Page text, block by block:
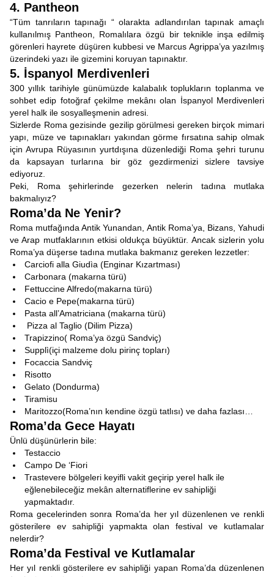
4. Pantheon
“Tüm tanrıların tapınağı “ olarakta adlandırılan tapınak amaçlı
kullanılmış Pantheon, Romalılara özgü bir teknikle inşa edilmiş
görenleri hayrete düşüren kubbesi ve Marcus Agrippa’ya yazılmış
üzerindeki yazı ile gizemini koruyan tapınaktır.
5. İspanyol Merdivenleri
300 yıllık tarihiyle günümüzde kalabalık toplukların toplanma ve
sohbet edip fotoğraf çekilme mekânı olan İspanyol Merdivenleri
yerel halk ile sosyalleşmenin adresi.
Sizlerde Roma gezisinde gezilip görülmesi gereken birçok mimari
yapı, müze ve tapınakları yakından görme fırsatına sahip olmak
için Avrupa Rüyasının yurtdışına düzenlediği Roma şehri turunu
da kapsayan turlarına bir göz gezdirmenizi sizlere tavsiye
ediyoruz.
Peki, Roma şehirlerinde gezerken nelerin tadına mutlaka
bakmalıyız?
Roma’da Ne Yenir?
Roma mutfağında Antik Yunandan, Antik Roma’ya, Bizans, Yahudi
ve Arap mutfaklarının etkisi oldukça büyüktür. Ancak sizlerin yolu
Roma’ya düşerse tadına mutlaka bakmanız gereken lezzetler:
Carciofi alla Giudìa (Enginar Kızartması)
Carbonara (makarna türü)
Fettuccine Alfredo(makarna türü)
Cacio e Pepe(makarna türü)
Pasta all’Amatriciana (makarna türü)
Pizza al Taglio (Dilim Pizza)
Trapizzino( Roma’ya özgü Sandviç)
Supplì(içi malzeme dolu pirinç topları)
Focaccia Sandviç
Risotto
Gelato (Dondurma)
Tiramisu
Maritozzo(Roma’nın kendine özgü tatlısı) ve daha fazlası…
Roma’da Gece Hayatı
Ünlü düşünürlerin bile:
Testaccio
Campo De ‘Fiori
Trastevere bölgeleri keyifli vakit geçirip yerel halk ile
eğlenebileceğiz mekân alternatiflerine ev sahipliği
yapmaktadır.
Roma gecelerinden sonra Roma’da her yıl düzenlenen ve renkli
gösterilere ev sahipliği yapmakta olan festival ve kutlamalar
nelerdir?
Roma’da Festival ve Kutlamalar
Her yıl renkli gösterilere ev sahipliği yapan Roma’da düzenlenen